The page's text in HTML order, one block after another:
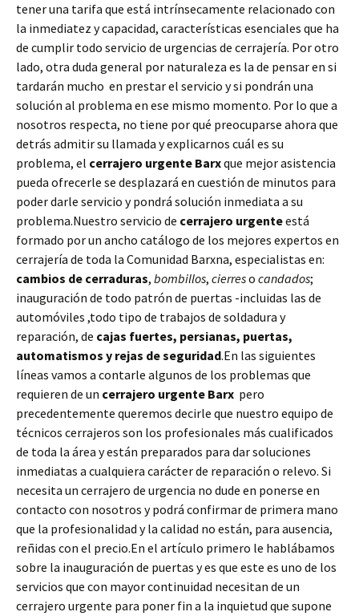
tener una tarifa que está intrínsecamente relacionado con
la inmediatez y capacidad, características esenciales que ha
de cumplir todo servicio de urgencias de cerrajería. Por otro
lado, otra duda general por naturaleza es la de pensar en si
tardarán mucho en prestar el servicio y si pondrán una
solución al problema en ese mismo momento. Por lo que a
nosotros respecta, no tiene por qué preocuparse ahora que
detrás admitir su llamada y explicarnos cuál es su
problema, el cerrajero urgente Barxque mejor asistencia
pueda ofrecerle se desplazará en cuestión de minutos para
poder darle servicio y pondrá solución inmediata a su
problema.Nuestro servicio de cerrajero urgenteestá
formado por un ancho catálogo de los mejores expertos en
cerrajería de toda la Comunidad Barxna, especialistas en:
cambios de cerraduras, bombillos, cierreso candados;
inauguración de todo patrón de puertas -incluidas las de
automóviles ,todo tipo de trabajos de soldadura y
reparación, de cajas fuertes, persianas, puertas,
automatismos y rejas de seguridad.En las siguientes
líneas vamos a contarle algunos de los problemas que
requieren de un cerrajero urgente Barx pero
precedentemente queremos decirle que nuestro equipo de
técnicos cerrajeros son los profesionales más cualificados
de toda la área y están preparados para dar soluciones
inmediatas a cualquiera carácter de reparación o relevo. Si
necesita un cerrajero de urgencia no dude en ponerse en
contacto con nosotros y podrá confirmar de primera mano
que la profesionalidad y la calidad no están, para ausencia,
reñidas con el precio.En el artículo primero le hablábamos
sobre la inauguración de puertas y es que este es uno de los
servicios que con mayor continuidad necesitan de un
cerrajero urgente para poner fin a la inquietud que supone